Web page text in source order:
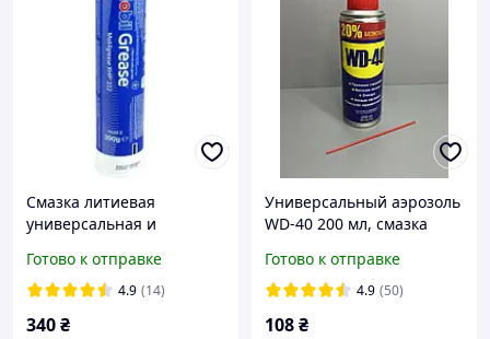
Смазка литиевая
универсальная и
узлах синяя Mobil GREASE
XHP 222 400мл 153553
Готово к отправке
4.9 (14)
340₴
Универсальный аэрозоль
WD-40 200 мл, смазка
смазка от ржавчины для
авто и болтов, замков, п
Готово к отправке
4.9 (50)
108₴